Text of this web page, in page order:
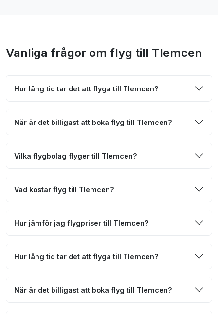
Vanliga frågor om flyg till Tlemcen
Hur lång tid tar det att flyga till Tlemcen?
När är det billigast att boka flyg till Tlemcen?
Vilka flygbolag flyger till Tlemcen?
Vad kostar flyg till Tlemcen?
Hur jämför jag flygpriser till Tlemcen?
Hur lång tid tar det att flyga till Tlemcen?
När är det billigast att boka flyg till Tlemcen?